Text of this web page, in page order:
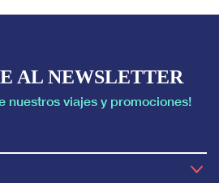
AL NEWSLETTER
nuestros viajes y promociones!